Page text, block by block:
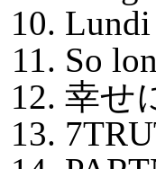
Lundi
So
幸せ